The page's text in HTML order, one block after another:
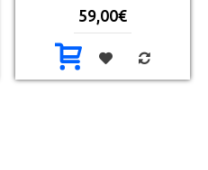
59,00€